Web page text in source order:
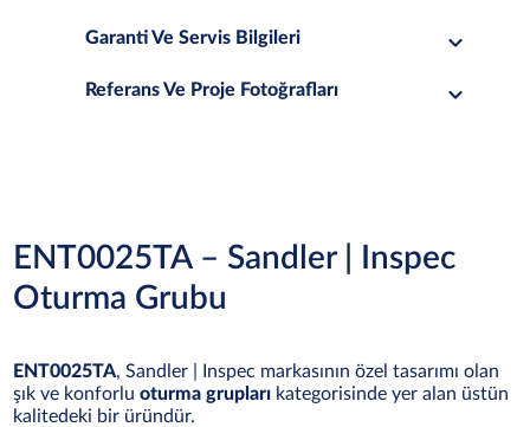
Garanti Ve Servis Bilgileri
Referans Ve Proje Fotoğrafları
ENT0025TA – Sandler | Inspec
Oturma Grubu
ENT0025TA, Sandler | Inspec markasının özel tasarımı olan
şık ve konforluoturma grupları kategorisinde yer alan üstün
kalitedeki bir üründür.